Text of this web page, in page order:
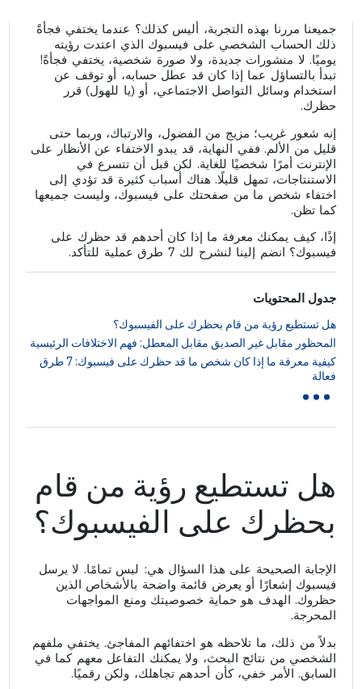
جميعنا مررنا بهذه التجربة، أليس كذلك؟ عندما يختفي فجأةً
ذلك الحساب الشخصي على فيسبوك الذي اعتدت رؤيته
يوميًا. لا منشورات جديدة، ولا صورة شخصية، يختفي فجأةً!
تبدأ بالتساؤل عما إذا كان قد عطل حسابه، أو توقف عن
استخدام وسائل التواصل الاجتماعي، أو (يا للهول) قرر
حظرك.
إنه شعور غريب؛ مزيج من الفضول، والارتباك، وربما حتى
قليل من الألم. ففي النهاية، قد يبدو الاختفاء عن الأنظار على
الإنترنت أمرًا شخصيًا للغاية. لكن قبل أن تتسرع في
الاستنتاجات، تمهل قليلًا. هناك أسباب كثيرة قد تؤدي إلى
اختفاء شخص ما من صفحتك على فيسبوك، وليست جميعها
كما تظن.
إذًا، كيف يمكنك معرفة ما إذا كان أحدهم قد حظرك على
فيسبوك؟ انضم إلينا لنشرح لك 7 طرق عملية للتأكد.
جدول المحتويات
هل تستطيع رؤية من قام بحظرك على الفيسبوك؟
المحظور مقابل غير الصديق مقابل المعطل: فهم الاختلافات الرئيسية
كيفية معرفة ما إذا كان شخص ما قد حظرك على فيسبوك: 7 طرق
فعالة
...
هل تستطيع رؤية من قام
بحظرك على الفيسبوك؟
الإجابة الصحيحة على هذا السؤال هي: ليس تمامًا. لا يرسل
فيسبوك إشعارًا أو يعرض قائمة واضحة بالأشخاص الذين
حظروك. الهدف هو حماية خصوصيتك ومنع المواجهات
المحرجة.
بدلاً من ذلك، ما تلاحظه هو اختفائهم المفاجئ. يختفي ملفهم
الشخصي من نتائج البحث، ولا يمكنك التفاعل معهم كما في
السابق. الأمر خفي، كأن أحدهم تجاهلك، ولكن رقميًا.